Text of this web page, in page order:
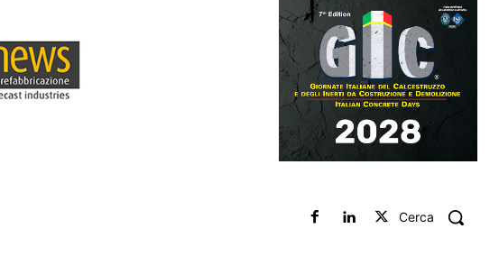
Cerca